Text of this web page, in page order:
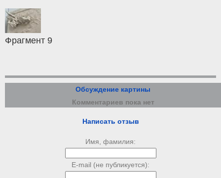
Фрагмент 9
Обсуждение картины
Комментариев пока нет
Написать отзыв
Имя, фамилия:
E-mail (не публикуется):